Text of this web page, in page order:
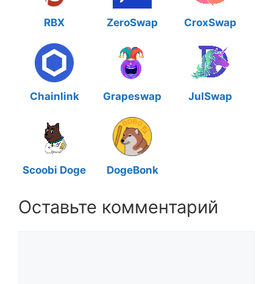
RBX ZeroSwap CroxSwap
Chainlink Grapeswap JulSwap
Scoobi Doge DogeBonk
Оставьте комментарий